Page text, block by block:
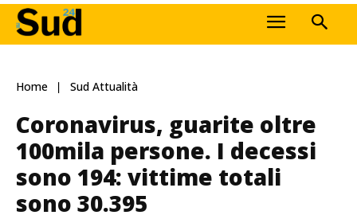
Home Sud Attualità
Coronavirus, guarite oltre
100mila persone. I decessi
sono 194: vittime totali
sono 30.395